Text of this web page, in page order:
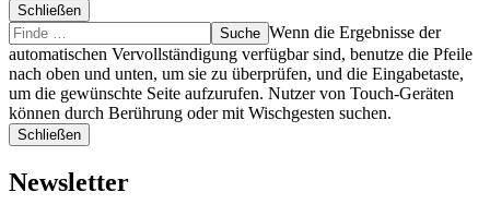
Schließen
Suche
Finde
…
Wenn die Ergebnisse der
automatischen Vervollständigung verfügbar sind, benutze die Pfeile
nach oben und unten, um sie zu überprüfen, und die Eingabetaste,
um die gewünschte Seite aufzurufen. Nutzer von Touch-Geräten
können durch Berührung oder mit Wischgesten suchen.
Schließen
Newsletter